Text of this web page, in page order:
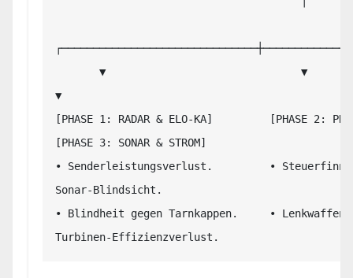
▼
[PHASE 1: RADAR & ELO-KA]         [PHASE 2:
[PHASE 3: SONAR & STROM]
• Senderleistungsverlust.         •
Sonar-Blindsicht.
• Blindheit gegen Tarnkappen.     •